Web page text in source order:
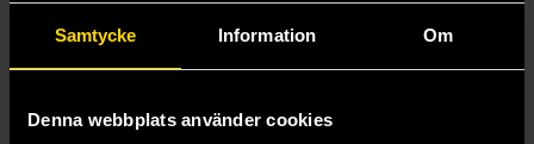
Samtycke Information Om
Denna webbplats använder cookies